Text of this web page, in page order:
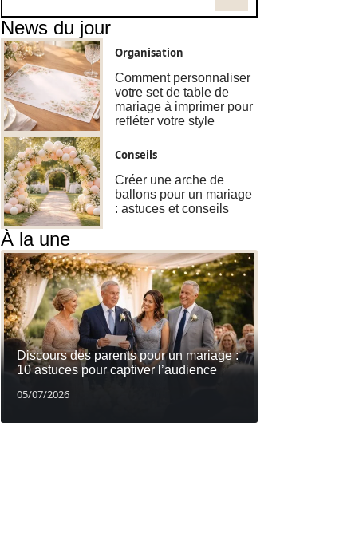
News du jour
Organisation
Comment personnaliser
votre set de table de
mariage à imprimer pour
refléter votre style
Conseils
Créer une arche de
ballons pour un mariage
: astuces et conseils
À la une
Discours des parents pour un mariage :
10 astuces pour captiver l’audience
05/07/2026